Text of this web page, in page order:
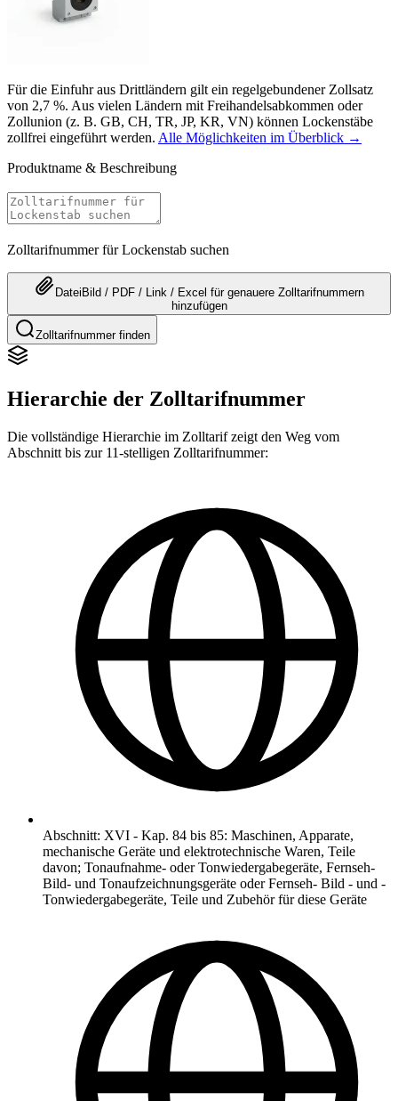
Für die Einfuhr aus Drittländern gilt ein regelgebundener Zollsatz
von 2,7 %. Aus vielen Ländern mit Freihandelsabkommen oder
Zollunion (z. B. GB, CH, TR, JP, KR, VN) können Lockenstäbe
zollfrei eingeführt werden. Alle Möglichkeiten im Überblick →
Produktname & Beschreibung
Zolltarifnummer für Lockenstab suchen
Datei Bild / PDF / Link / Excel für genauere Zolltarifnummern
hinzufügen
Zolltarifnummer finden
Hierarchie der Zolltarifnummer
Die vollständige Hierarchie im Zolltarif zeigt den Weg vom
Abschnitt bis zur 11-stelligen Zolltarifnummer:
Abschnitt: XVI - Kap. 84 bis 85: Maschinen, Apparate,
mechanische Geräte und elektrotechnische Waren, Teile
davon; Tonaufnahme- oder Tonwiedergabegeräte, Fernseh-
Bild- und Tonaufzeichnungsgeräte oder Fernseh- Bild - und -
Tonwiedergabegeräte, Teile und Zubehör für diese Geräte